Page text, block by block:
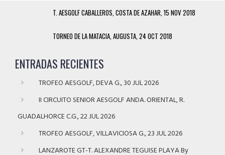
T. AESGOLF CABALLEROS, COSTA DE AZAHAR, 15 NOV 2018
TORNEO DE LA MATACIA, AUGUSTA, 24 OCT 2018
ENTRADAS RECIENTES
TROFEO AESGOLF, DEVA G., 30 JUL 2026
II CIRCUITO SENIOR AESGOLF ANDA. ORIENTAL, R.
GUADALHORCE C.G., 22 JUL 2026
TROFEO AESGOLF, VILLAVICIOSA G., 23 JUL 2026
LANZAROTE GT-T. ALEXANDRE TEGUISE PLAYA By